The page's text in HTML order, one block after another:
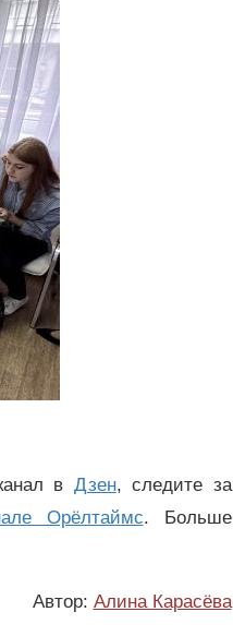
в Дзен, следите за
Орёлтаймс. Больше
Автор: Алина Карасёва